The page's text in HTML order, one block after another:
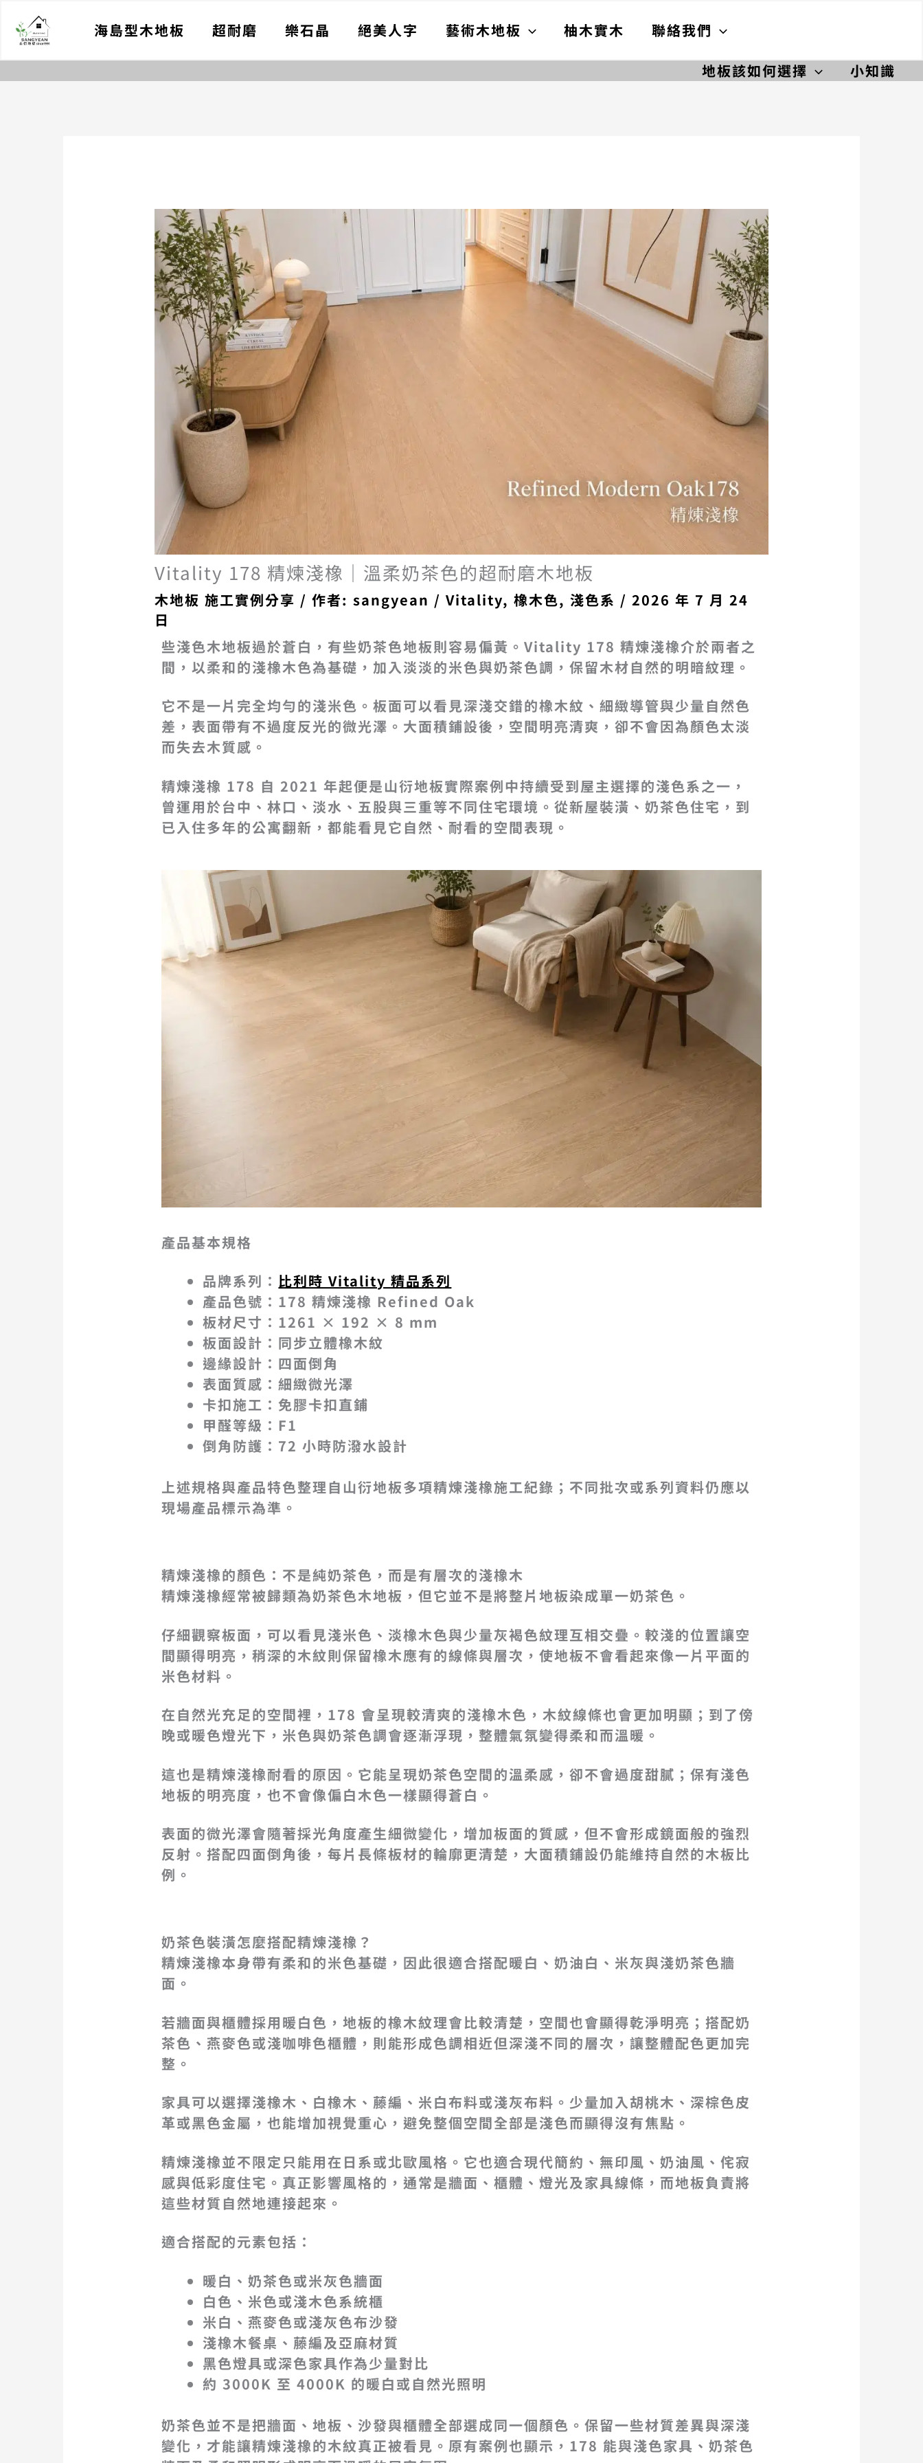
海島型木地板 超耐磨 樂石晶 絕美人字 藝術木地板 柚木實木 聯絡我們
地板該如何選擇 小知識
Vitality 178 精煉淺橡｜溫柔奶茶色的超耐磨木地板
木地板 施工實例分享 / 作者:sangyean /Vitality,橡木色,淺色系 /2026 年 7 月 24
日
些淺色木地板過於蒼白，有些奶茶色地板則容易偏黃。Vitality 178 精煉淺橡介於兩者之
間，以柔和的淺橡木色為基礎，加入淡淡的米色與奶茶色調，保留木材自然的明暗紋理。
它不是一片完全均勻的淺米色。板面可以看見深淺交錯的橡木紋、細緻導管與少量自然色
差，表面帶有不過度反光的微光澤。大面積鋪設後，空間明亮清爽，卻不會因為顏色太淡
而失去木質感。
精煉淺橡 178 自 2021 年起便是山衍地板實際案例中持續受到屋主選擇的淺色系之一，
曾運用於台中、林口、淡水、五股與三重等不同住宅環境。從新屋裝潢、奶茶色住宅，到
已入住多年的公寓翻新，都能看見它自然、耐看的空間表現。
產品基本規格
品牌系列： 比利時 Vitality 精品系列
產品色號：178 精煉淺橡 Refined Oak
板材尺寸：1261 × 192 × 8 mm
板面設計：同步立體橡木紋
邊緣設計：四面倒角
表面質感：細緻微光澤
卡扣施工：免膠卡扣直鋪
甲醛等級：F1
倒角防護：72 小時防潑水設計
上述規格與產品特色整理自山衍地板多項精煉淺橡施工紀錄；不同批次或系列資料仍應以
現場產品標示為準。
精煉淺橡的顏色：不是純奶茶色，而是有層次的淺橡木
精煉淺橡經常被歸類為奶茶色木地板，但它並不是將整片地板染成單一奶茶色。
仔細觀察板面，可以看見淺米色、淡橡木色與少量灰褐色紋理互相交疊。較淺的位置讓空
間顯得明亮，稍深的木紋則保留橡木應有的線條與層次，使地板不會看起來像一片平面的
米色材料。
在自然光充足的空間裡，178 會呈現較清爽的淺橡木色，木紋線條也會更加明顯；到了傍
晚或暖色燈光下，米色與奶茶色調會逐漸浮現，整體氣氛變得柔和而溫暖。
這也是精煉淺橡耐看的原因。它能呈現奶茶色空間的溫柔感，卻不會過度甜膩；保有淺色
地板的明亮度，也不會像偏白木色一樣顯得蒼白。
表面的微光澤會隨著採光角度產生細微變化，增加板面的質感，但不會形成鏡面般的強烈
反射。搭配四面倒角後，每片長條板材的輪廓更清楚，大面積鋪設仍能維持自然的木板比
例。
奶茶色裝潢怎麼搭配精煉淺橡？
精煉淺橡本身帶有柔和的米色基礎，因此很適合搭配暖白、奶油白、米灰與淺奶茶色牆
面。
若牆面與櫃體採用暖白色，地板的橡木紋理會比較清楚，空間也會顯得乾淨明亮；搭配奶
茶色、燕麥色或淺咖啡色櫃體，則能形成色調相近但深淺不同的層次，讓整體配色更加完
整。
家具可以選擇淺橡木、白橡木、藤編、米白布料或淺灰布料。少量加入胡桃木、深棕色皮
革或黑色金屬，也能增加視覺重心，避免整個空間全部是淺色而顯得沒有焦點。
精煉淺橡並不限定只能用在日系或北歐風格。它也適合現代簡約、無印風、奶油風、侘寂
感與低彩度住宅。真正影響風格的，通常是牆面、櫃體、燈光及家具線條，而地板負責將
這些材質自然地連接起來。
適合搭配的元素包括：
暖白、奶茶色或米灰色牆面
白色、米色或淺木色系統櫃
米白、燕麥色或淺灰色布沙發
淺橡木餐桌、藤編及亞麻材質
黑色燈具或深色家具作為少量對比
約 3000K 至 4000K 的暖白或自然光照明
奶茶色並不是把牆面、地板、沙發與櫃體全部選成同一個顏色。保留一些材質差異與深淺
變化，才能讓精煉淺橡的木紋真正被看見。原有案例也顯示，178 能與淺色家具、奶茶色